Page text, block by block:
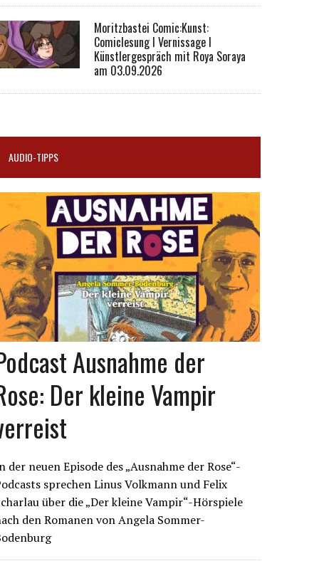
Moritzbastei Comic:Kunst:
Comiclesung I Vernissage I
Künstlergespräch mit Roya Soraya
am 03.09.2026
AUDIO-TIPPS
Ausnahme der
Der kleine Vampir
der neuen Episode des „Ausnahme der Rose“-
sprechen Linus Volkmann und Felix
über die „Der kleine Vampir“-Hörspiele
den Romanen von Angela Sommer-